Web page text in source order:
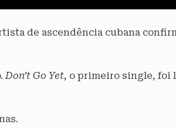
de ascendência cubana
Don’t Go Yet, o primeiro single, foi